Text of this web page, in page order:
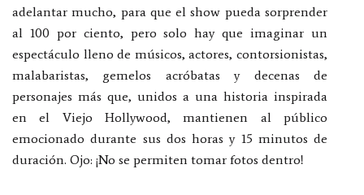
adelantar mucho, para que el show pueda sorprender
al 100 por ciento, pero solo hay que imaginar un
espectáculo lleno de músicos, actores, contorsionistas,
malabaristas, gemelos acróbatas y decenas de
personajes más que, unidos a una historia inspirada
en el Viejo Hollywood, mantienen al público
emocionado durante sus dos horas y 15 minutos de
duración. Ojo: ¡No se permiten tomar fotos dentro!